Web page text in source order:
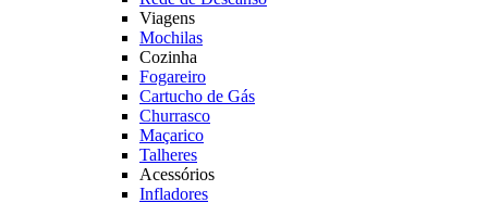
Viagens
Mochilas
Cozinha
Fogareiro
Cartucho de Gás
Churrasco
Maçarico
Talheres
Acessórios
Infladores